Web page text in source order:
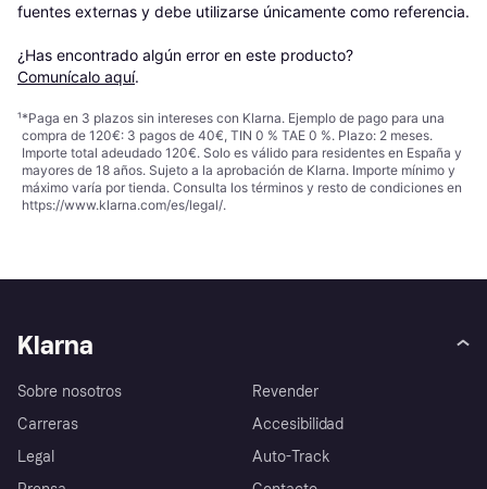
fuentes externas y debe utilizarse únicamente como referencia.
¿Has encontrado algún error en este producto?
Comunícalo aquí.
¹*Paga en 3 plazos sin intereses con Klarna. Ejemplo de pago para una
compra de 120€: 3 pagos de 40€, TIN 0 % TAE 0 %. Plazo: 2 meses.
Importe total adeudado 120€. Solo es válido para residentes en España y
mayores de 18 años. Sujeto a la aprobación de Klarna. Importe mínimo y
máximo varía por tienda. Consulta los términos y resto de condiciones en
https://www.klarna.com/es/legal/.
Klarna
Sobre nosotros
Carreras
Legal
Revender
Accesibilidad
Auto-Track